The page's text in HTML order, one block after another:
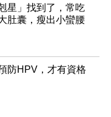
星」找到了，常吃
肚囊，瘦出小蠻腰
防HPV，才有資格